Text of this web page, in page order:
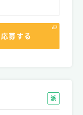
応募する
派
遣